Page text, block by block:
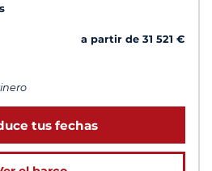
a partir de 31 521 €
tus fechas